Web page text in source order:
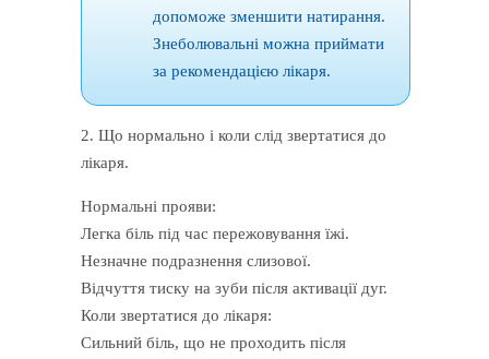
допоможе зменшити натирання.
Знеболювальні можна приймати
за рекомендацією лікаря.
2. Що нормально і коли слід звертатися до
лікаря.
Нормальні прояви:
Легка біль під час пережовування їжі.
Незначне подразнення слизової.
Відчуття тиску на зуби після активації дуг.
Коли звертатися до лікаря:
Сильний біль, що не проходить після